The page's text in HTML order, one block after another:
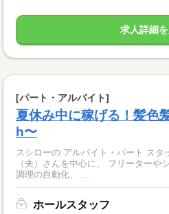
求人詳細
[パート・アルバイト]
夏休み中に稼げる！髪色
h〜
スシローの アルバイト・パート スタッフ募集中
（夫）さんを中心に、 フリーターやシニア
調理の自動化、 ...
ホールスタッフ